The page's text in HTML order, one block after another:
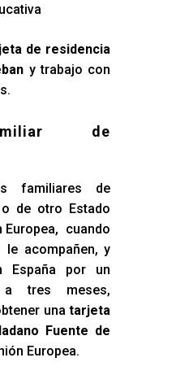
de residencia
y trabajo con
de
familiares de
de otro Estado
Europea, cuando
acompañen, y
España por un
a tres meses,
unatarjeta
Fuente de
Europea.